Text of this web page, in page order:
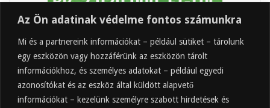
Az Ön adatinak védelme fontos számunkra
Mi és a partnereink információkat – például sütiket – tárolunk
egy eszközön vagy hozzáférünk az eszközön tárolt
információkhoz, és személyes adatokat – például egyedi
azonosítókat és az eszköz által küldött alapvető
információkat – kezelünk személyre szabott hirdetések és